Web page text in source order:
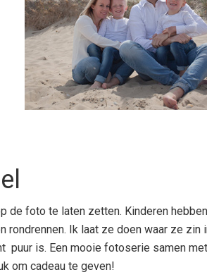
de foto te laten zetten. Kinderen
Ik laat ze doen waar ze zin
puur is. Een mooie fotoserie samen
om cadeau te geven!